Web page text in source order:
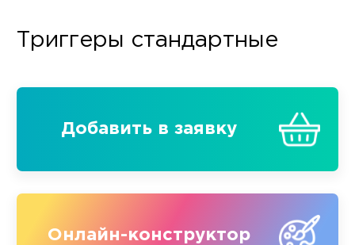
Триггеры стандартные
Добавить в заявку
Онлайн-конструктор